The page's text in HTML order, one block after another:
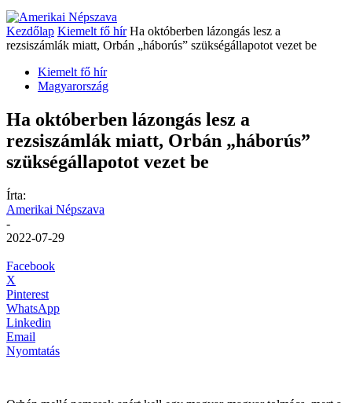
Kezdőlap Kiemelt fő hír Ha októberben lázongás lesz a
rezsiszámlák miatt, Orbán „háborús” szükségállapotot vezet be
Kiemelt fő hír
Magyarország
Ha októberben lázongás lesz a
rezsiszámlák miatt, Orbán „háborús”
szükségállapotot vezet be
Írta:
Amerikai Népszava
-
2022-07-29
Facebook
X
Pinterest
WhatsApp
Linkedin
Email
Nyomtatás